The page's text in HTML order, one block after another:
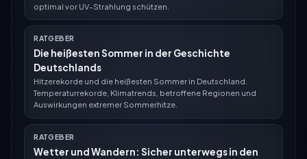
optimal vor UV-Strahlung schützen.
RATGEBER
Die heißesten Sommer in der Geschichte
Deutschlands
Hitzerekorde und die heißesten Sommer in Deutschland.
Temperaturrekorde, Klimatrends, betroffene Regionen und
Auswirkungen extremer Sommerhitze.
RATGEBER
Wetter und Wandern: Sicher unterwegs in den